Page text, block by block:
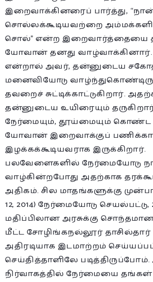
இறைவாக்கினரைப் பார்த்து,
சொல்லக்கூடியவற்றை
சொல்” என்ற இறைவார்த்தையை
யோவான் தனது வாழ்வாக்கினார்.
என்றால் அவர், தன்னுடைய
மனைவியோடு
தவறைச் சுட்டிக்காட்டுகிறார்.
தன்னுடைய உயிரையும்
நேர்மையும், தூய்மையும் கொண்ட
யோவான் இறைவாக்குப்
இழக்கக்கூடியவராக இருக்கிறார்.
பலவேளைகளில் நேர்மையோடு
வாழ்கின்றபோது அதற்காக
அதிகம். சில மாதங்களுக்கு
12, 2014) நேர்மையோடு செயல்பட்டு,
மதிப்பிலான அரசுக்கு
மீ்ட்ட சோழிங்கநல்லூர் தாசில்தார்
அதிரடியாக இடமாற்றம்
செய்தித்தாளிலே படித்திருப்போம்.
நிர்வாகத்தில் நேர்மையை